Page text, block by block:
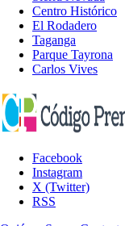
Centro Histórico
El Rodadero
Taganga
Parque Tayrona
Carlos Vives
Facebook
Instagram
X (Twitter)
RSS